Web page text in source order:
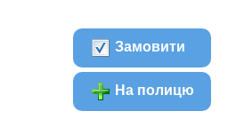
Замовити
На полицю